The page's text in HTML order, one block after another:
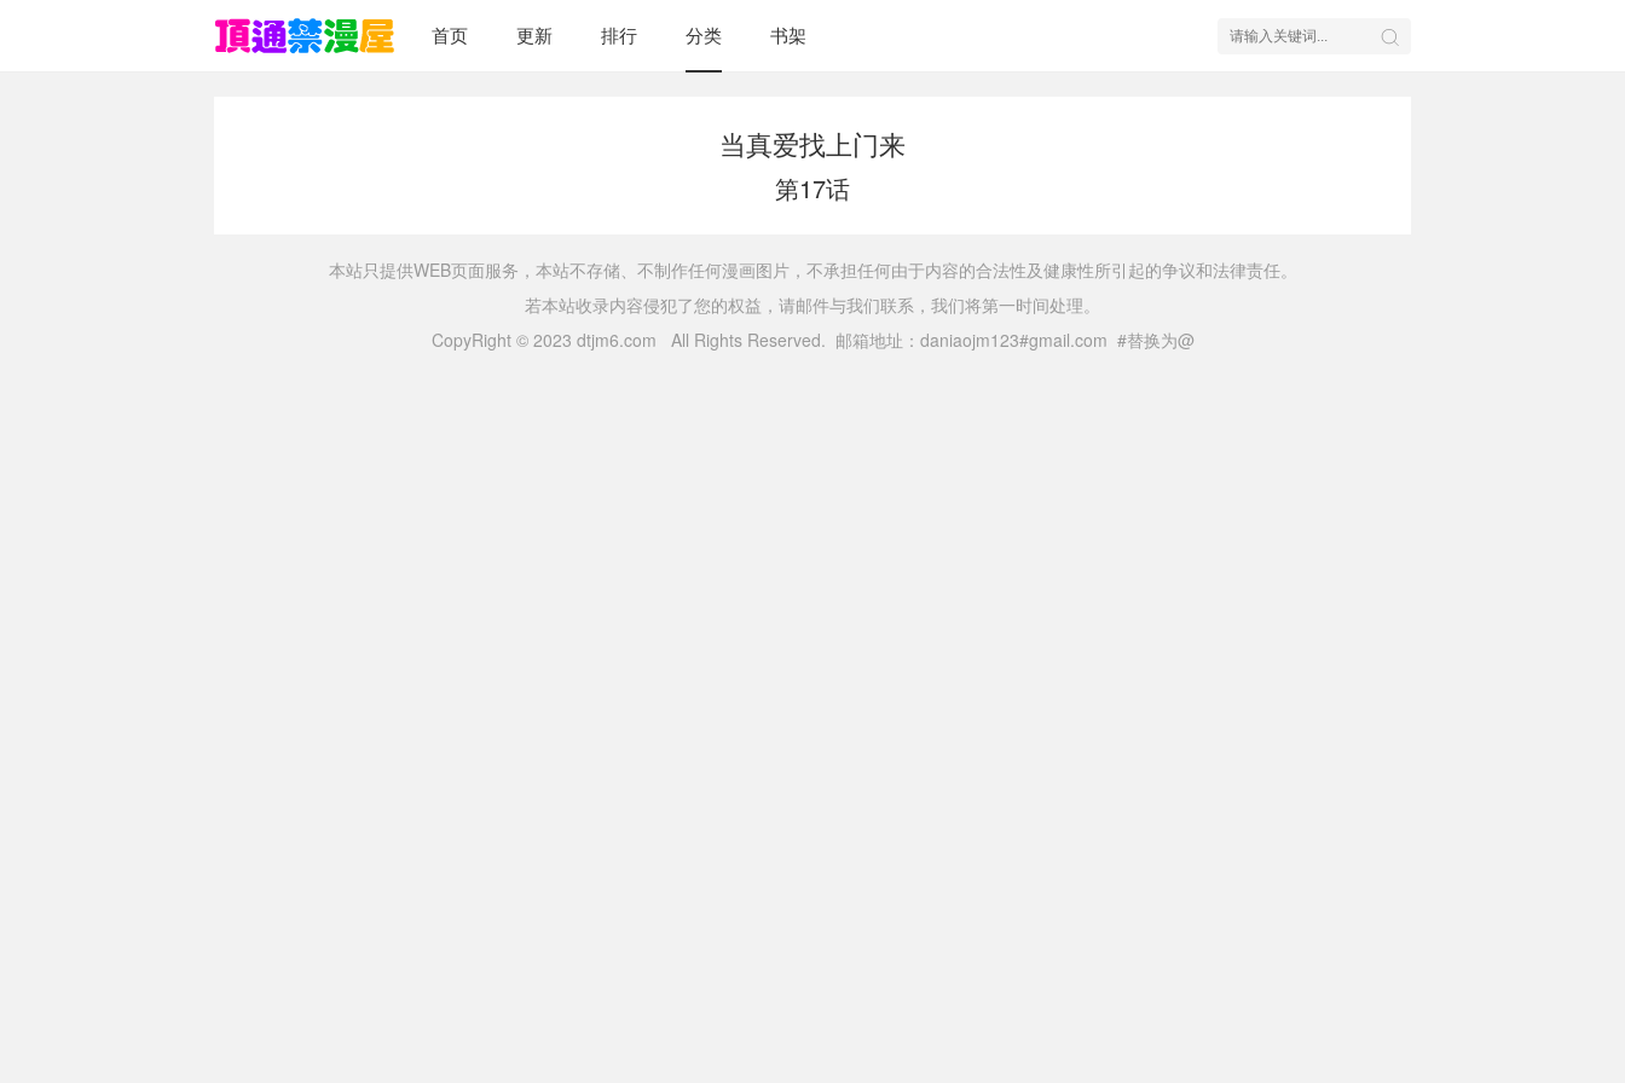
首页 更新 排行 分类 书架
当真爱找上门来
第17话
本站只提供WEB页面服务，本站不存储、不制作任何漫画图片，不承担任何由于内容的合法性及健康性所引起的争议和法律责任。
若本站收录内容侵犯了您的权益，请邮件与我们联系，我们将第一时间处理。
CopyRight © 2023 dtjm6.com All Rights Reserved. 邮箱地址：daniaojm123#gmail.com #替换为@